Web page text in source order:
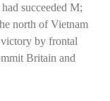
succeeded M;
north of Vietnam
victory by frontal
Britain and